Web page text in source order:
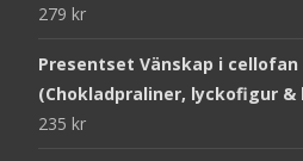
279 kr
Presentset Vänskap i cellofan
(Chokladpraliner, lyckofigur &
235 kr